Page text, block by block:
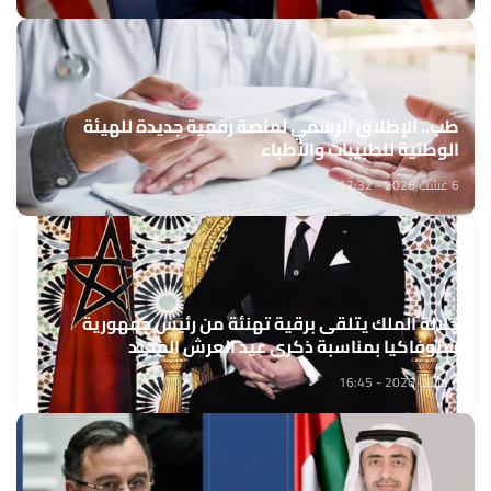
طب.. الإطلاق الرسمي لمنصة رقمية جديدة للهيئة
الوطنية للطبيبات والأطباء
6 غشت 2026 - 17:32
جلالة الملك يتلقى برقية تهنئة من رئيس جمهورية
سلوفاكيا بمناسبة ذكرى عيد العرش المجيد
6 غشت 2026 - 16:45